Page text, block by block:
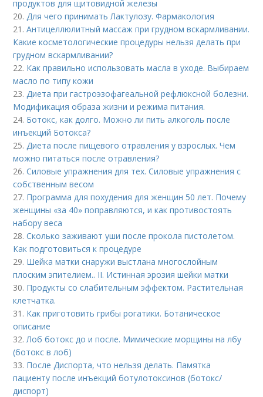
продуктов для щитовидной железы
20.Для чего принимать Лактулозу. Фармакология
21.Антицеллюлитный массаж при грудном вскармливании.
Какие косметологические процедуры нельзя делать при
грудном вскармливании?
22. Как правильно использовать масла в уходе. Выбираем
масло по типу кожи
23.Диета при гастроэзофагеальной рефлюксной болезни.
Модификация образа жизни и режима питания.
24. Ботокс, как долго. Можно ли пить алкоголь после
инъекций Ботокса?
25.Диета после пищевого отравления у взрослых. Чем
можно питаться после отравления?
26.Силовые упражнения для тех. Силовые упражнения с
собственным весом
27. Программа для похудения для женщин 50 лет. Почему
женщины «за 40» поправляются, и как противостоять
набору веса
28.Сколько заживают уши после прокола пистолетом.
Как подготовиться к процедуре
29. Шейка матки снаружи выстлана многослойным
плоским эпителием.. II. Истинная эрозия шейки матки
30. Продукты со слабительным эффектом. Растительная
клетчатка.
31. Как приготовить грибы рогатики. Ботаническое
описание
32.Лоб ботокс до и после. Мимические морщины на лбу
(ботокс в лоб)
33. После Диспорта, что нельзя делать. Памятка
пациенту после инъекций ботулотоксинов (ботокс/
диспорт)